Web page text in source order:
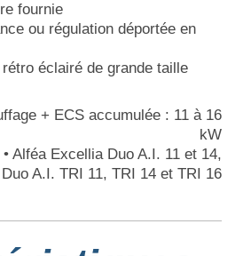
fournie
ou régulation déportée en
éclairé de grande taille
+ ECS accumulée : 11 à 16
kW
• Alféa Excellia Duo A.I. 11 et 14,
A.I. TRI 11, TRI 14 et TRI 16